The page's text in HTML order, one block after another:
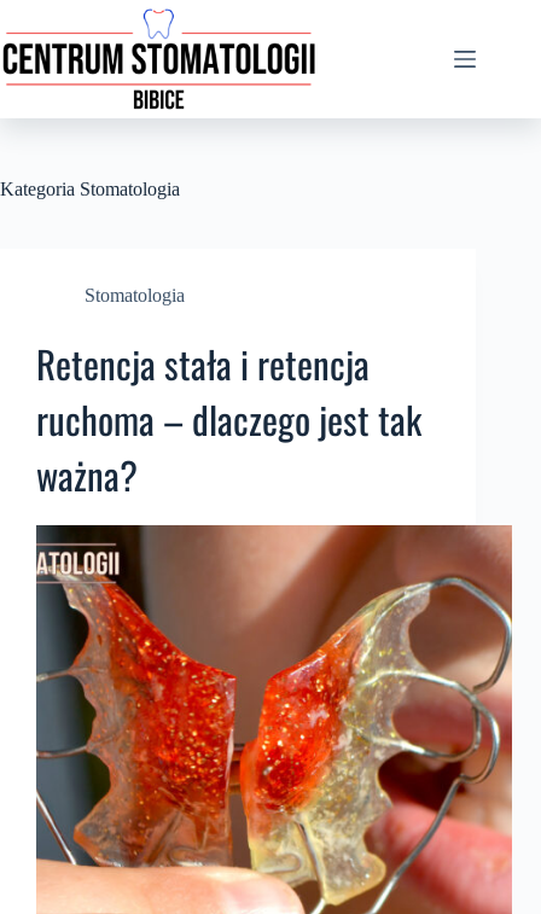
Kategoria Stomatologia
Stomatologia
Retencja stała i retencja
ruchoma – dlaczego jest tak
ważna?